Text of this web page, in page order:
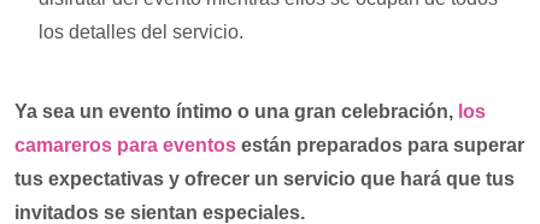
los detalles del servicio.
Ya sea un evento íntimo o una gran celebración, los
camareros para eventos están preparados para superar
tus expectativas y ofrecer un servicio que hará que tus
invitados se sientan especiales.